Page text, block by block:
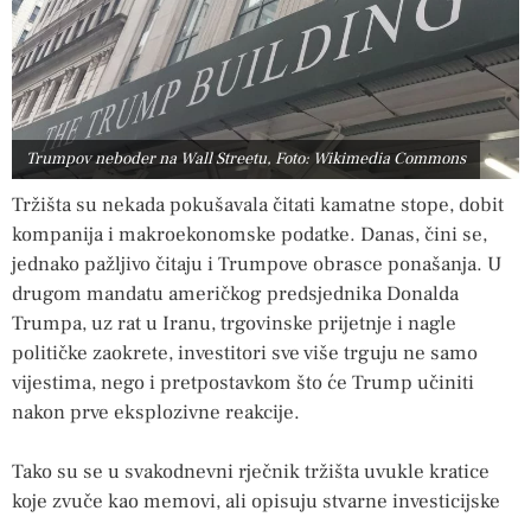
Trumpov neboder na Wall Streetu, Foto: Wikimedia Commons
Tržišta su nekada pokušavala čitati kamatne stope, dobit
kompanija i makroekonomske podatke. Danas, čini se,
jednako pažljivo čitaju i Trumpove obrasce ponašanja. U
drugom mandatu američkog predsjednika Donalda
Trumpa, uz rat u Iranu, trgovinske prijetnje i nagle
političke zaokrete, investitori sve više trguju ne samo
vijestima, nego i pretpostavkom što će Trump učiniti
nakon prve eksplozivne reakcije.
Tako su se u svakodnevni rječnik tržišta uvukle kratice
koje zvuče kao memovi, ali opisuju stvarne investicijske